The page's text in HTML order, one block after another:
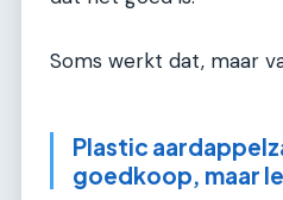
Soms werkt dat, maar
Plastic
goedkoop, maar